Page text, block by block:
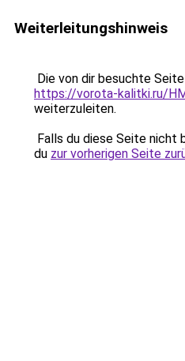
Weiterleitungshinweis
Die von dir besuchte
https://vorota-kalitki.ru/
weiterzuleiten.
Falls du diese Seite nicht
du zur vorherigen Seite